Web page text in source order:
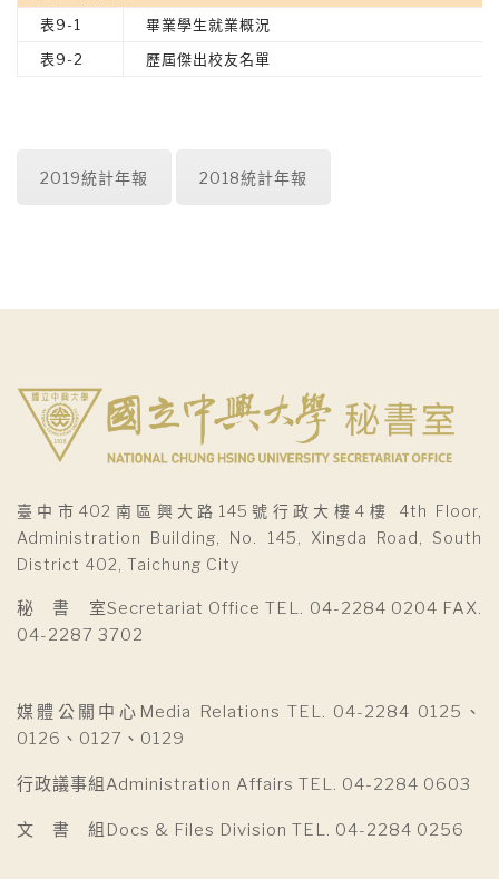
表9-1
畢業學生就業概況
表9-2
歷屆傑出校友名單
2019統計年報 2018統計年報
臺中市402南區興大路145號行政大樓4樓 4th Floor,
Administration Building, No. 145, Xingda Road, South
District 402, Taichung City
秘 書 室Secretariat Office TEL. 04-2284 0204 FAX.
04-2287 3702
媒體公關中心Media Relations TEL. 04-2284 0125、
0126、0127、0129
行政議事組Administration Affairs TEL. 04-2284 0603
文 書 組Docs & Files Division TEL. 04-2284 0256